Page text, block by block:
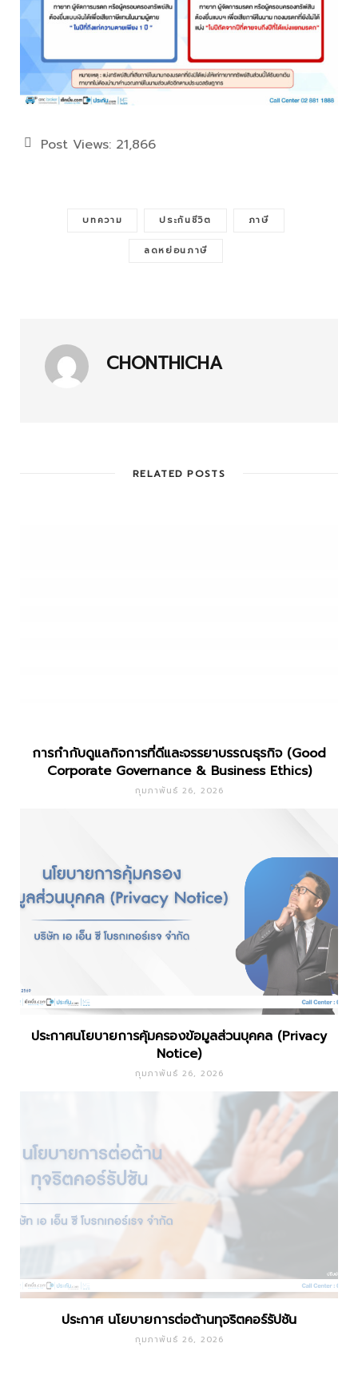
Post Views: 21,866
บทความ ประกันชีวิต ภาษี
ลดหย่อนภาษี
CHONTHICHA
RELATED POSTS
การกำกับดูแลกิจการที่ดีและจรรยาบรรณธุรกิจ (Good
Corporate Governance & Business Ethics)
กุมภาพันธ์ 26, 2026
ประกาศนโยบายการคุ้มครองข้อมูลส่วนบุคคล (Privacy
Notice)
กุมภาพันธ์ 26, 2026
ประกาศ นโยบายการต่อต้านทุจริตคอร์รัปชัน
กุมภาพันธ์ 26, 2026